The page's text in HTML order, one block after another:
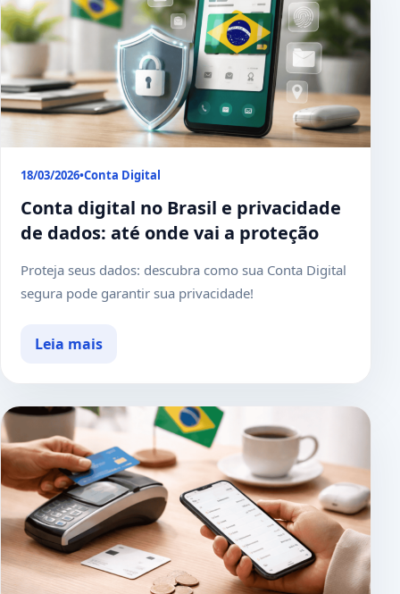
18/03/2026•Conta Digital
Conta digital no Brasil e privacidade
de dados: até onde vai a proteção
Proteja seus dados: descubra como sua Conta Digital
segura pode garantir sua privacidade!
Leia mais